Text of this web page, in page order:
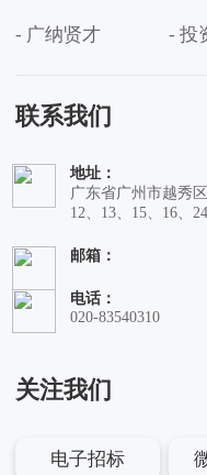
- 广纳贤才 - 投
联系我们
地址：
广东省广州市越秀
12、13、15、16、
邮箱：
电话：
020-83540310
关注我们
电子招标